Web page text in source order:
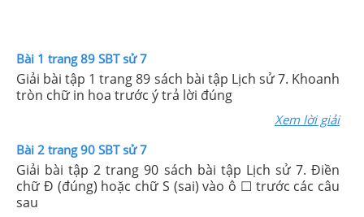
Bài 1 trang 89 SBT sử 7
Giải bài tập 1 trang 89 sách bài tập Lịch sử 7. Khoanh
tròn chữ in hoa trước ý trả lời đúng
Xem lời giải
Bài 2 trang 90 SBT sử 7
Giải bài tập 2 trang 90 sách bài tập Lịch sử 7. Điền
chữ Đ (đúng) hoặc chữ S (sai) vào ô ☐ trước các câu
sau